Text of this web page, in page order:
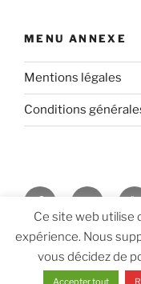
MENU ANNEXE
Mentions légales
Conditions
FacebookTwitter
Vie privée, données
confidentialité
Ce site web utilise
expérience. Nous
vous décidez de
Accepter tout